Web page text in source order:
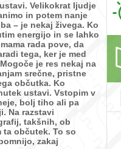
Velikokrat ljudje
in potem nanje
– je nekaj živega. Ko
energijo in se lahko
rada pove, da
tega, ker je med
je res nekaj na
srečne, pristne
občutka. Ko
ustavi. Vstopim v
bolj tiho ali pa
Na razstavi
takšnih, ob
ta občutek. To so
zakaj